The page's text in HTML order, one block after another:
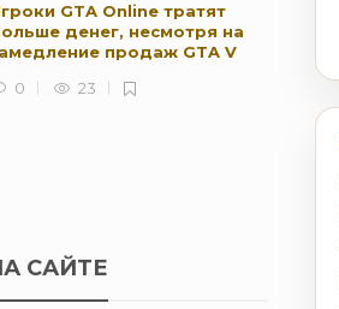
GTA Online тратят
денег, несмотря на
продаж GTA V
0
23
САЙТЕ